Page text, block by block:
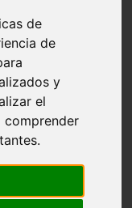
de
de
y
el
comprender
Utilizarán
alimentos